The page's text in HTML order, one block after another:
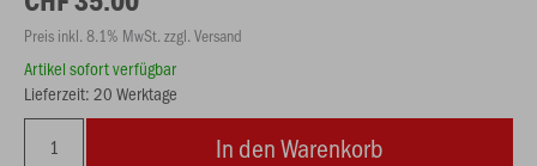
Preis inkl. 8.1% MwSt. zzgl. Versand
Artikel sofort verfügbar
Lieferzeit: 20 Werktage
In den Warenkorb